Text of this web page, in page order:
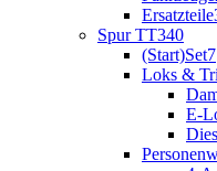
Ersatzteile
Spur TT340
(Start)Set7
Loks &
E-